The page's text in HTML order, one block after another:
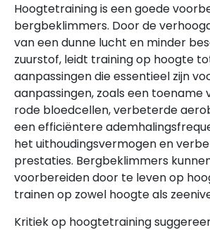
Hoogtetraining is een goede
bergbeklimmers. Door de
van een dunne lucht en minder
zuurstof, leidt training op hoogte
aanpassingen die essentieel zijn
aanpassingen, zoals een toename
rode bloedcellen, verbeterde
een efficiëntere
het uithoudingsvermogen en
prestaties. Bergbeklimmers
voorbereiden door te leven op
trainen op zowel hoogte als
Kritiek op hoogtetraining